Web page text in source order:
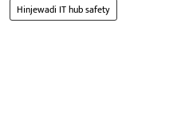
Hinjewadi IT hub safety